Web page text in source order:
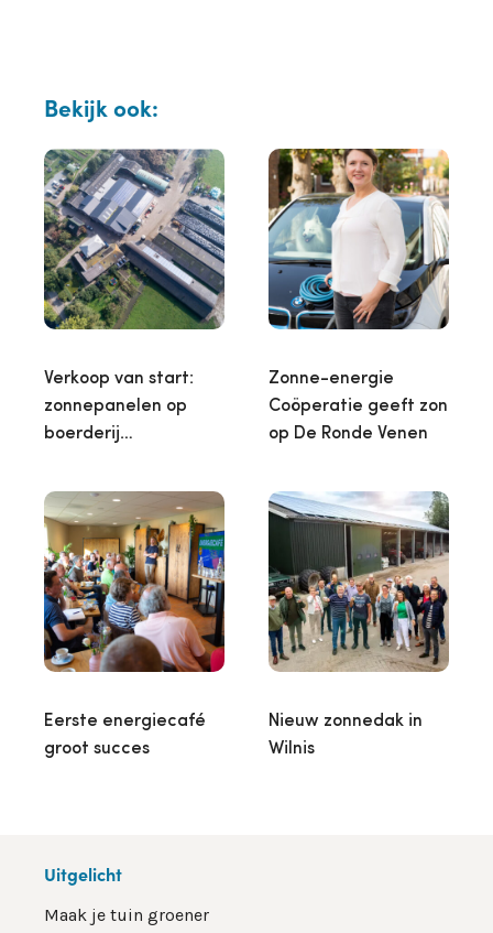
Bekijk ook:
Verkoop van start:
zonnepanelen op
boerderij…
Zonne-energie
Coöperatie geeft zon
op De Ronde Venen
Eerste energiecafé
groot succes
Nieuw zonnedak in
Wilnis
Uitgelicht
Maak je tuin groener